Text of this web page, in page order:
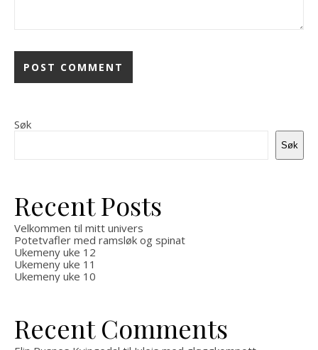
Søk
Søk
Recent Posts
Velkommen til mitt univers
Potetvafler med ramsløk og spinat
Ukemeny uke 12
Ukemeny uke 11
Ukemeny uke 10
Recent Comments